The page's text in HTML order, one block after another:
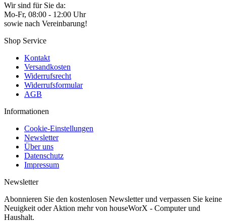
Wir sind für Sie da:
Mo-Fr, 08:00 - 12:00 Uhr
sowie nach Vereinbarung!
Shop Service
Kontakt
Versandkosten
Widerrufsrecht
Widerrufsformular
AGB
Informationen
Cookie-Einstellungen
Newsletter
Über uns
Datenschutz
Impressum
Newsletter
Abonnieren Sie den kostenlosen Newsletter und verpassen Sie keine
Neuigkeit oder Aktion mehr von houseWorX - Computer und
Haushalt.